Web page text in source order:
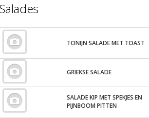
Salades
TONIJN SALADE MET TOAST
GRIEKSE SALADE
SALADE KIP MET SPEKJES EN
PIJNBOOM PITTEN